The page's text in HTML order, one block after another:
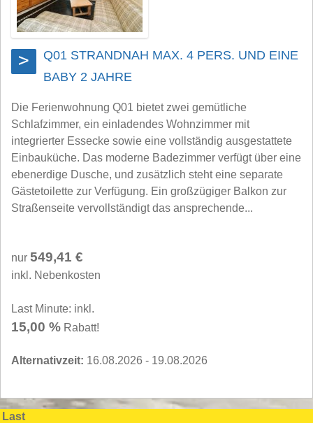
>
Q01 STRANDNAH MAX. 4 PERS. UND EINE
BABY 2 JAHRE
Die Ferienwohnung Q01 bietet zwei gemütliche
Schlafzimmer, ein einladendes Wohnzimmer mit
integrierter Essecke sowie eine vollständig ausgestattete
Einbauküche. Das moderne Badezimmer verfügt über eine
ebenerdige Dusche, und zusätzlich steht eine separate
Gästetoilette zur Verfügung. Ein großzügiger Balkon zur
Straßenseite vervollständigt das ansprechende...
nur 549,41 €
inkl. Nebenkosten
Last Minute: inkl.
15,00 % Rabatt!
Alternativzeit: 16.08.2026 - 19.08.2026
Last